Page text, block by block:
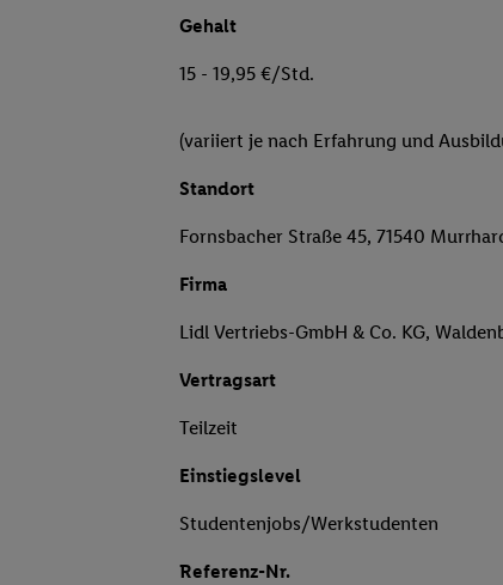
Gehalt
15 - 19,95 €/Std.
(variiert je nach Erfahrung und
Standort
Fornsbacher Straße 45, 71540
Firma
Lidl Vertriebs-GmbH & Co. KG,
Vertragsart
Teilzeit
Einstiegslevel
Studentenjobs/Werkstudenten
Referenz-Nr.